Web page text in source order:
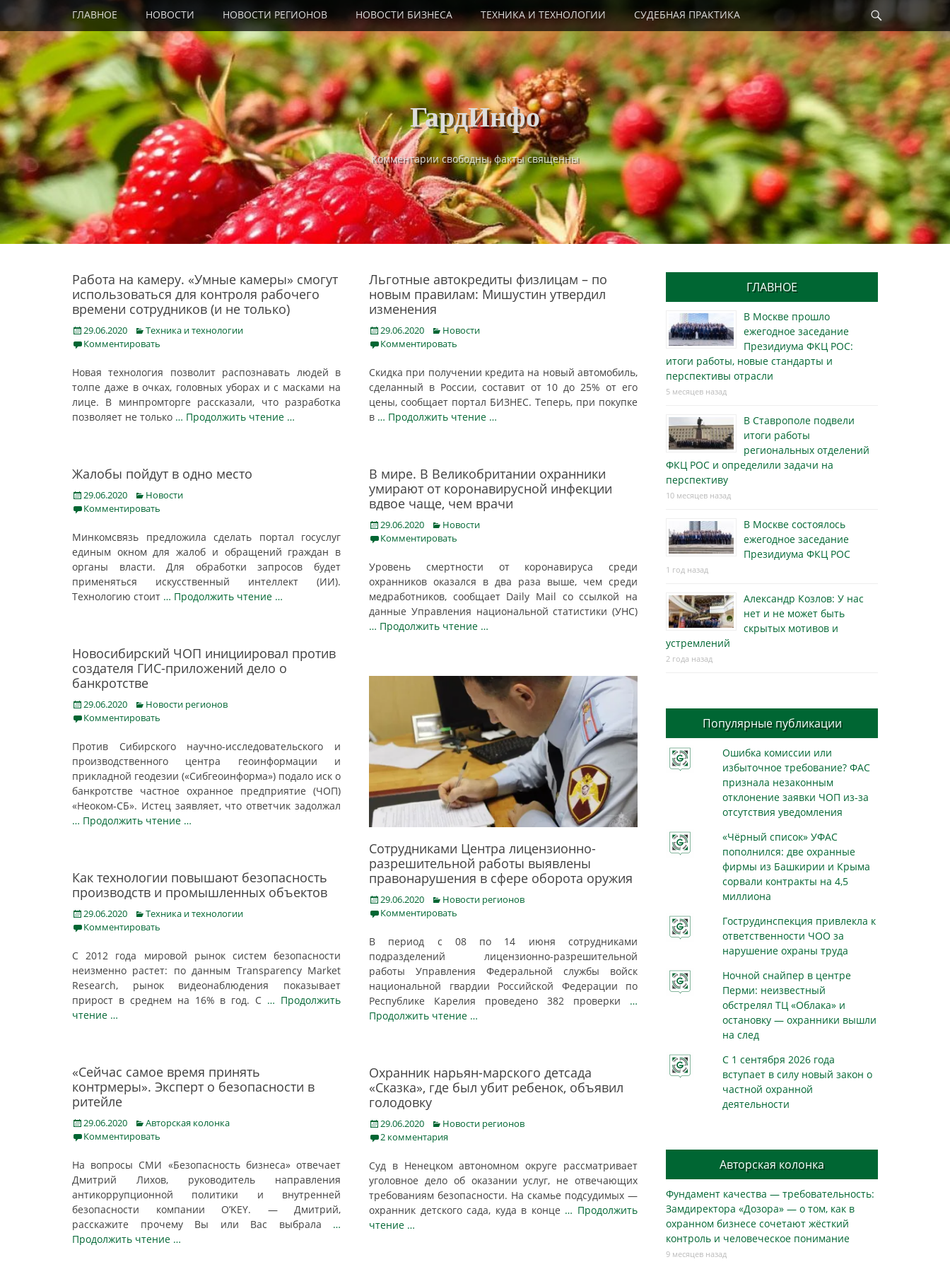
content
Primary Menu
ГЛАВНОЕ НОВОСТИ НОВОСТИ РЕГИОНОВ НОВОСТИ БИЗНЕСА ТЕХНИКА И ТЕХНОЛОГИИ СУДЕБНАЯ ПРАКТИКА
ГардИнфо
Комментарии свободны, факты священны
Работа на камеру. «Умные камеры» смогут
использоваться для контроля рабочего
времени сотрудников (и не только)
Posted
on
29.06.2020 Categories
Техника и технологии
Комментировать
Новая технология позволит распознавать людей в
толпе даже в очках, головных уборах и с масками на
лице. В минпромторге рассказали, что разработка
позволяет не только … Продолжить чтение …
Льготные автокредиты физлицам – по
новым правилам: Мишустин утвердил
изменения
Posted
on
29.06.2020 Categories
Новости
Комментировать
Скидка при получении кредита на новый автомобиль,
сделанный в России, составит от 10 до 25% от его
цены, сообщает портал БИЗНЕС. Теперь, при покупке
в … Продолжить чтение …
Жалобы пойдут в одно место
Posted
on
29.06.2020 Categories
Новости
Комментировать
Минкомсвязь предложила сделать портал госуслуг
единым окном для жалоб и обращений граждан в
органы власти. Для обработки запросов будет
применяться искусственный интеллект (ИИ).
Технологию стоит … Продолжить чтение …
В мире. В Великобритании охранники
умирают от коронавирусной инфекции
вдвое чаще, чем врачи
Posted
on
29.06.2020 Categories
Новости
Комментировать
Уровень смертности от коронавируса среди
охранников оказался в два раза выше, чем среди
медработников, сообщает Daily Mail cо ссылкой на
данные Управления национальной статистики (УНС)
… Продолжить чтение …
Новосибирский ЧОП инициировал против
создателя ГИС-приложений дело о
банкротстве
Posted
on
29.06.2020 Categories
Новости регионов
Комментировать
Против Сибирского научно-исследовательского и
производственного центра геоинформации и
прикладной геодезии («Сибгеоинформа») подало иск о
банкротстве частное охранное предприятие (ЧОП)
«Неоком-СБ». Истец заявляет, что ответчик задолжал
… Продолжить чтение …
Сотрудниками Центра лицензионно-
разрешительной работы выявлены
правонарушения в сфере оборота оружия
Posted
on
29.06.2020 Categories
Новости регионов
Комментировать
В период с 08 по 14 июня сотрудниками
подразделений лицензионно-разрешительной
работы Управления Федеральной службы войск
национальной гвардии Российской Федерации по
Республике Карелия проведено 382 проверки …
Продолжить чтение …
Как технологии повышают безопасность
производств и промышленных объектов
Posted
on
29.06.2020 Categories
Техника и технологии
Комментировать
С 2012 года мировой рынок систем безопасности
неизменно растет: по данным Transparency Market
Research, рынок видеонаблюдения показывает
прирост в среднем на 16% в год. С … Продолжить
чтение …
«Сейчас самое время принять
контрмеры». Эксперт о безопасности в
ритейле
Posted
on
29.06.2020 Categories
Авторская колонка
Комментировать
На вопросы СМИ «Безопасность бизнеса» отвечает
Дмитрий Лихов, руководитель направления
антикоррупционной политики и внутренней
безопасности компании O’KEY. — Дмитрий,
расскажите прочему Вы или Вас выбрала …
Продолжить чтение …
Охранник нарьян-марского детсада
«Сказка», где был убит ребенок, объявил
голодовку
Posted
on
29.06.2020 Categories
Новости регионов
2 комментария
Суд в Ненецком автономном округе рассматривает
уголовное дело об оказании услуг, не отвечающих
требованиям безопасности. На скамье подсудимых —
охранник детского сада, куда в конце … Продолжить
чтение …
ГЛАВНОЕ
В Москве прошло
ежегодное заседание
Президиума ФКЦ РОС:
итоги работы, новые стандарты и
перспективы отрасли
5 месяцев назад
В Ставрополе подвели
итоги работы
региональных отделений
ФКЦ РОС и определили задачи на
перспективу
10 месяцев назад
В Москве состоялось
ежегодное заседание
Президиума ФКЦ РОС
1 год назад
Александр Козлов: У нас
нет и не может быть
скрытых мотивов и
устремлений
2 года назад
Популярные публикации
Ошибка комиссии или
избыточное требование? ФАС
признала незаконным
отклонение заявки ЧОП из-за
отсутствия уведомления
«Чёрный список» УФАС
пополнился: две охранные
фирмы из Башкирии и Крыма
сорвали контракты на 4,5
миллиона
Гострудинспекция привлекла к
ответственности ЧОО за
нарушение охраны труда
Ночной снайпер в центре
Перми: неизвестный
обстрелял ТЦ «Облака» и
остановку — охранники вышли
на след
С 1 сентября 2026 года
вступает в силу новый закон о
частной охранной
деятельности
Авторская колонка
Фундамент качества — требовательность:
Замдиректора «Дозора» — о том, как в
охранном бизнесe сочетают жёсткий
контроль и человеческое понимание
9 месяцев назад